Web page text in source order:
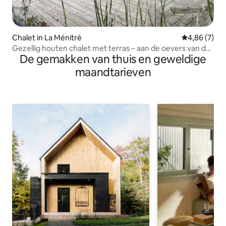
Chalet in La Ménitré Gemiddelde
4,86 (7)
Gezellig houten chalet met terras – aan de oevers van de
Loire
De gemakken van thuis en geweldige
maandtarieven